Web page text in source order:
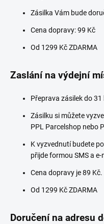
Zásilka Vám bude
Cena dopravy: 99 Kč
Od 1299 Kč ZDARMA
Zaslání na výdejní
Přeprava zásilek do 31
Zásilku si můžete
PPL Parcelshop nebo
K vyzvednutí budete
přijde formou SMS a
Cena dopravy je 89 Kč.
Od 1299 Kč ZDARMA
Doručení na adresu